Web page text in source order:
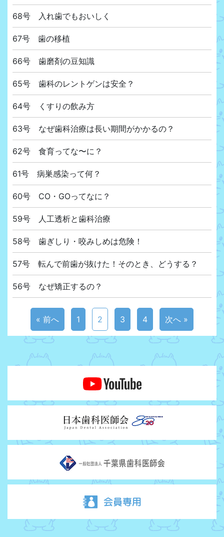
68号 入れ歯でもおいしく
67号 歯の移植
66号 歯磨剤の豆知識
65号 歯科のレントゲンは安全？
64号 くすりの飲み方
63号 なぜ歯科治療は長い期間がかかるの？
62号 食育ってな〜に？
61号 病巣感染って何？
60号 CO・GOってなに？
59号 人工透析と歯科治療
58号 歯ぎしり・咬みしめは危険！
57号 転んで前歯が抜けた！そのとき、どうする？
56号 なぜ矯正するの？
« 前へ 1 2 3 4 次へ »